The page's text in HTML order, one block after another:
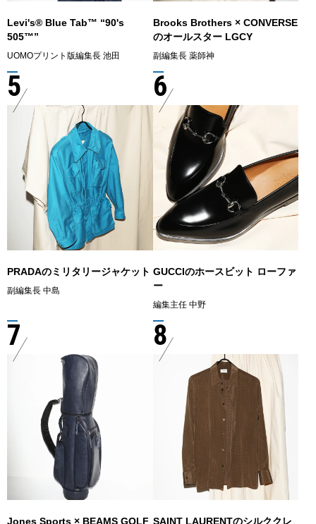
Levi's® Blue Tab™ “90's
505™”
UOMOプリント版編集長 池田
Brooks Brothers × CONVERSE
のオールスター LGCY
副編集長 薬師神
5
PRADAのミリタリージャケット
副編集長 中島
6
GUCCIのホースビット ローファ
ー
編集主任 中野
7
Jones Sports × BEAMS GOLF
8
SAINT LAURENTのシルククレ